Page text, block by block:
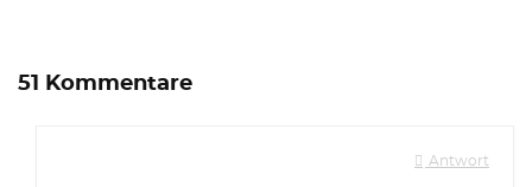
51 Kommentare
Antwort